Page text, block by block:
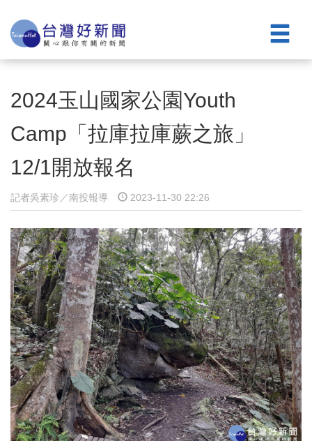
2024玉山國家公園Youth
Camp「拉庫拉庫蕨之旅」
12/1開放報名
記者吳素珍／南投報導 2023-11-30 22:26